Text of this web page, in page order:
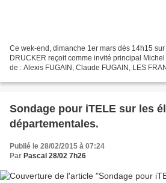
Ce wek-end, dimanche 1er mars dès 14h15
DRUCKER reçoit comme invité principal
de : Alexis FUGAIN, Claude FUGAIN, LES
Sondage pour iTELE sur les
départementales.
Publié le 28/02/2015 à 07:24
Par Pascal 28/02 7h26